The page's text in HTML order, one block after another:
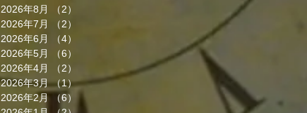
2026年8月 （2）
2026年7月
（2）
2026年6月
（4）
2026年5月
（6）
2026年4月
（2）
2026年3月 （1）1件の記事
2026年2月
（6）
6件の記事